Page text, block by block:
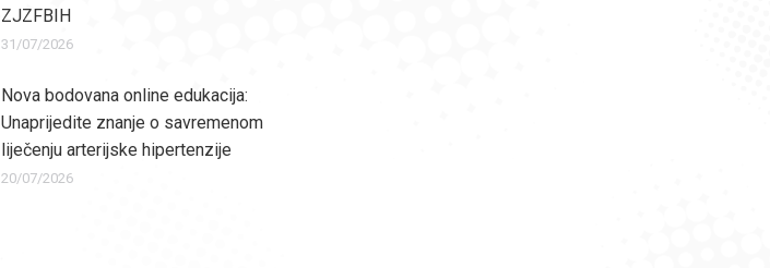
ZJZFBIH
31/07/2026
Nova bodovana online edukacija:
Unaprijedite znanje o savremenom
liječenju arterijske hipertenzije
20/07/2026